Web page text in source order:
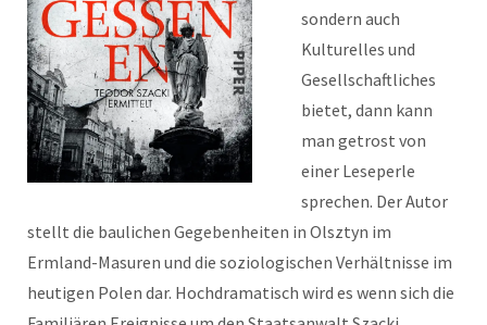
sondern auch
Kulturelles und
Gesellschaftliches
bietet, dann kann
man getrost von
einer Leseperle
sprechen. Der Autor
stellt die baulichen Gegebenheiten in Olsztyn im
Ermland-Masuren und die soziologischen Verhältnisse im
heutigen Polen dar. Hochdramatisch wird es wenn sich die